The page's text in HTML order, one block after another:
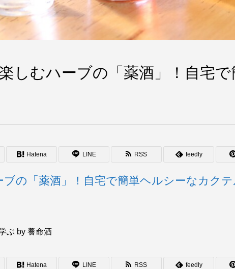
しむハーブの「薬酒」！自宅
Hatena LINE RSS feedly
の「薬酒」！自宅で簡単ヘルシーなカク
ぶ by 養命酒
Hatena LINE RSS feedly